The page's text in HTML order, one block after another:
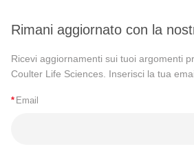
Rimani aggiornato con la
Ricevi aggiornamenti sui tuoi argomenti
Coulter Life Sciences. Inserisci la tua
* Email